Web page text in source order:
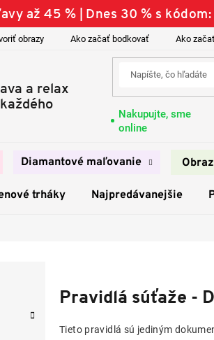
až 45 % | Dnes 30 % s
obrazy Ako začať bodkovať Ako
Nakupujte, sme
online
Diamantové maľovanie
trháky Najpredávanejšie
Pravidlá súťaže -
Tieto pravidlá sú jediným